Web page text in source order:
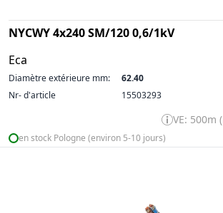
NYCWY 4x240 SM/120 0,6/1kV
Eca
Diamètre extérieure mm:
62.40
Nr- d'article
15503293
VE: 500m
en stock Pologne (environ 5-10 jours)